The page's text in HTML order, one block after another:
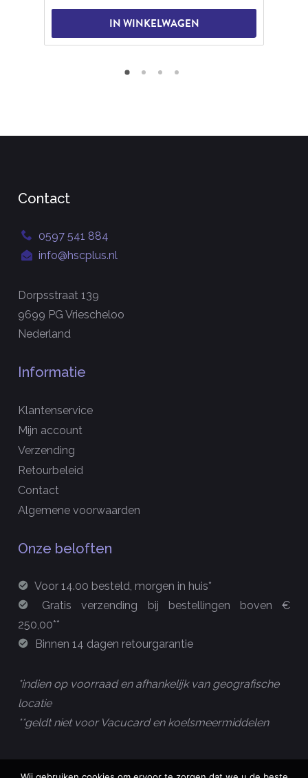
IN WINKELWAGEN
Contact
0597 541 884
info@hscplus.nl
Dorpsstraat 139
9699 PG Vriescheloo
Nederland
Informatie
Klantenservice
Mijn account
Verzending
Retourbeleid
Contact
Algemene voorwaarden
Onze beloften
Voor 14.00 besteld, morgen in huis*
Gratis verzending bij bestellingen boven €
250,00**
Binnen 14 dagen retourgarantie
*indien op voorraad en afhankelijk van geografische
locatie
**geldt niet voor Vacucard en koelsmeermiddelen